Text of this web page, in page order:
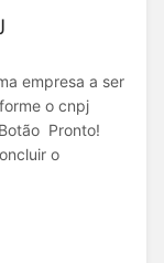
empresa a ser
o cnpj
Pronto!
o